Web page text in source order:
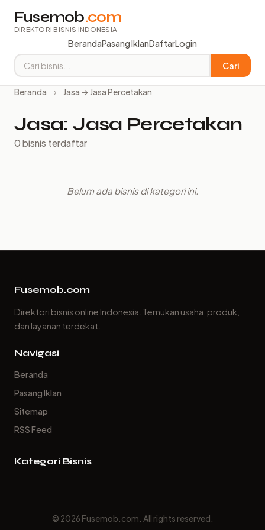
Fusemob.com
DIREKTORI BISNIS INDONESIA
BerandaPasang IklanDaftarLogin
Cari
Beranda › Jasa → Jasa Percetakan
Jasa: Jasa Percetakan
0 bisnis terdaftar
Belum ada bisnis di kategori ini.
Fusemob.com
Direktori bisnis online Indonesia. Temukan usaha, produk,
dan layanan terdekat.
Navigasi
Beranda
Pasang Iklan
Sitemap
RSS Feed
Kategori Bisnis
© 2026 Fusemob.com. All rights reserved.